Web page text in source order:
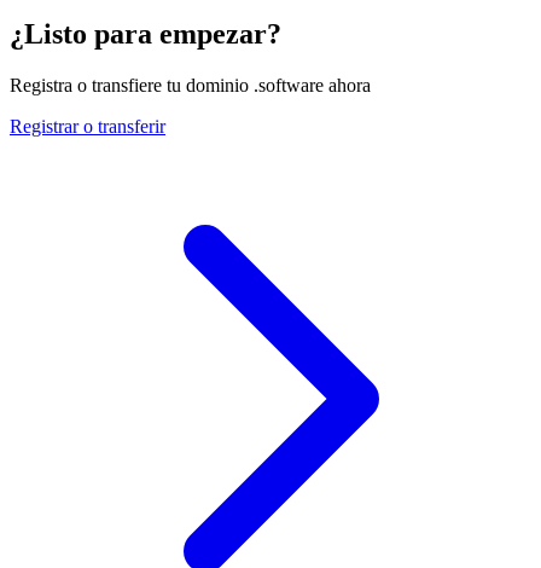
¿Listo para empezar?
Registra o transfiere tu dominio .software ahora
Registrar o transferir